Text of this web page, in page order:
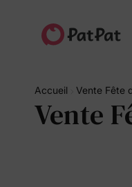
Accueil Vente Fête
Vente